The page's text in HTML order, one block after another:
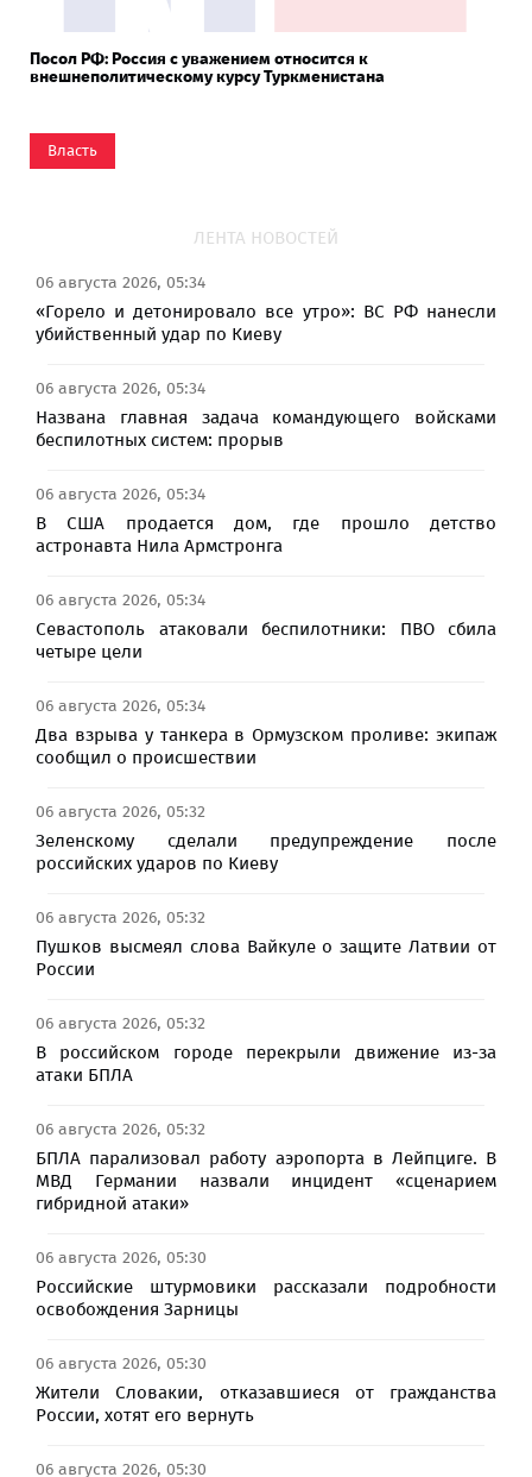
Посол РФ: Россия с уважением относится к
внешнеполитическому курсу Туркменистана
Власть
ЛЕНТА НОВОСТЕЙ
06 августа 2026, 05:34
«Горело и детонировало все утро»: ВС РФ нанесли
убийственный удар по Киеву
06 августа 2026, 05:34
Названа главная задача командующего войсками
беспилотных систем: прорыв
06 августа 2026, 05:34
В США продается дом, где прошло детство
астронавта Нила Армстронга
06 августа 2026, 05:34
Севастополь атаковали беспилотники: ПВО сбила
четыре цели
06 августа 2026, 05:34
Два взрыва у танкера в Ормузском проливе: экипаж
сообщил о происшествии
06 августа 2026, 05:32
Зеленскому сделали предупреждение после
российских ударов по Киеву
06 августа 2026, 05:32
Пушков высмеял слова Вайкуле о защите Латвии от
России
06 августа 2026, 05:32
В российском городе перекрыли движение из-за
атаки БПЛА
06 августа 2026, 05:32
БПЛА парализовал работу аэропорта в Лейпциге. В
МВД Германии назвали инцидент «сценарием
гибридной атаки»
06 августа 2026, 05:30
Российские штурмовики рассказали подробности
освобождения Зарницы
06 августа 2026, 05:30
Жители Словакии, отказавшиеся от гражданства
России, хотят его вернуть
06 августа 2026, 05:30